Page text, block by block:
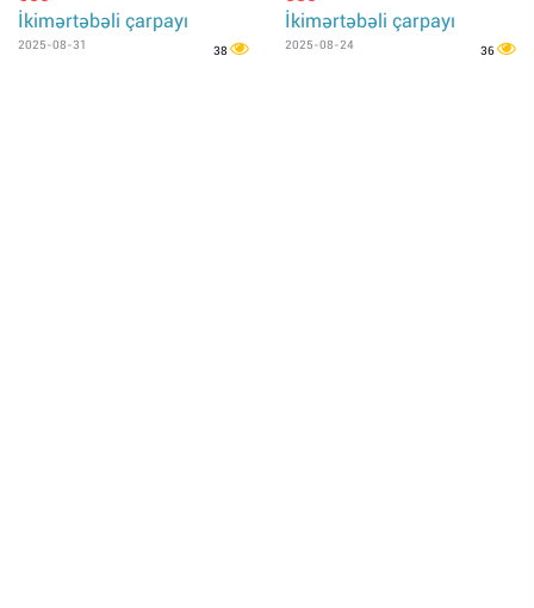
İkimərtəbəli çarpayı
2025-08-31 38
İkimərtəbəli çarpayı
2025-08-24 36